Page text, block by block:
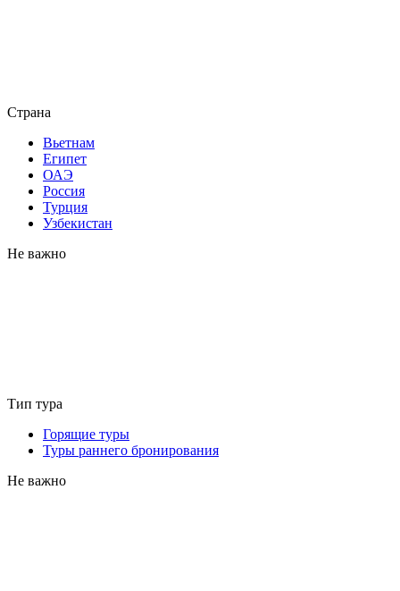
Страна
Вьетнам
Египет
ОАЭ
Россия
Турция
Узбекистан
Не важно
Тип тура
Горящие туры
Туры раннего бронирования
Не важно